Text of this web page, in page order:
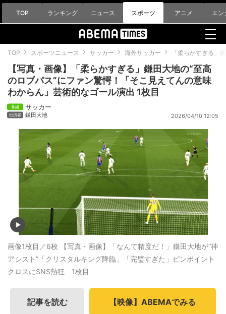
TOP ランキング ニュース スポーツ アニメ エン
TOP スポーツニュース サッカー 海外サッカー 「柔らかすぎる」
【写真・画像】「柔らかすぎる」鎌田大地の“至高
のロブパス”にファン驚愕！「そこ見えてんの意味
わからん」芸術的なゴール演出 1枚目
サッカー
鎌田大地 2026/04/10 12:05
画像1枚目／6枚 【写真・画像】「なんて精度だ！」鎌田大地が“神
アシスト”「クリスタルキング降臨」「完璧すぎた」ピンポイント
クロスにSNS熱狂 1枚目
記事を読む 【映像】ABEMAでみる